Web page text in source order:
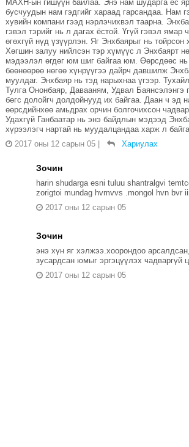
МАХН-ын гишүүн байлаа. Энэ нам шударга ёс
бусчуудын нам гэдгийг хараад гарсандаа. Нам
хувийн компани гээд нэрлэчихвэл таарна.
гэвэл тэрийг нь л дагах ёстой. Үгүй гэвэл
өгөхгүй нүд үзүүрлэн. Яг Энхбаярыг нь тойрсон
Хөгшин залуу нийлсэн тэр хүмүүс л Энхбаярт
мэдээлэл өгдөг юм шиг байгаа юм. Өөрсдөөс
бөөнөөрөө нөгөө хүнрүүгээ дайрч давшилж
муулдаг. Энхбаяр нь тэд нарыхнаа үгээр.
Тулга Ононбаяр, Давааням, Удвал Баянсэлэнгэ
бөгс долойгч долдойнууд их байгаа. Даан ч эд
өөрсдийнхөө амьдрах орчин болгочихсон
Удахгүй Ганбаатар нь энэ байдлын мэдээд
хүрээлэгч нартай нь муудалцандаа харж л
2017 оны 12 сарын 05
Хариулах
Зочин
harin shudarga esni tuluu shantralgvi
zorigtoi mundag hvmvvs .mongol hvn bvr
2017 оны 12 сарын 05
Зочин
энэ хүн яг хэлжээ.хоорондоо
зусардсан юмыг эргэцүүлэх чадваргүй
2017 оны 12 сарын 05